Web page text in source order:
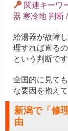
関連キーワ
器 寒冷地 判断
給湯器が故障
理すれば直る
という判断です
全国的に見て
な要因を抱えて
新潟で「修
由